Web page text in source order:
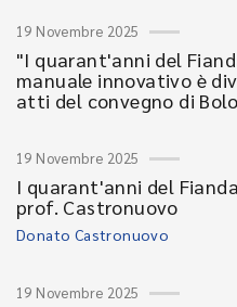
19 Novembre 2025
"I quarant'anni del
manuale innovativo è
atti del convegno di
19 Novembre 2025
I quarant'anni del
prof. Castronuovo
Donato Castronuovo
19 Novembre 2025